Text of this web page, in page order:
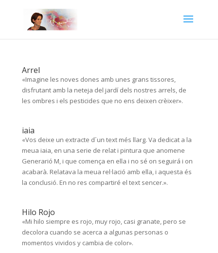
Arrel
«Imagine les noves dones amb unes grans tissores,
disfrutant amb la neteja del jardí dels nostres arrels, de
les ombres i els pesticides que no ens deixen crèixer».
iaia
«Vos deixe un extracte d´un text més llarg. Va dedicat a la
meua iaia, en una serie de relat i pintura que anomene
Generarió M, i que comença en ella i no sé on seguirá i on
acabarà. Relatava la meua rel·lació amb ella, i aquesta és
la conclusió. En no res compartiré el text sencer.».
Hilo Rojo
«Mi hilo siempre es rojo, muy rojo, casi granate, pero se
decolora cuando se acerca a algunas personas o
momentos vividos y cambia de color».